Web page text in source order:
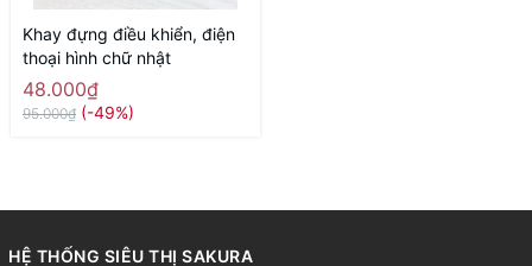
Khay đựng điều khiển, điện
thoại hình chữ nhật
48.000₫
95.000₫ (-49%)
HỆ THỐNG SIÊU THỊ SAKURA